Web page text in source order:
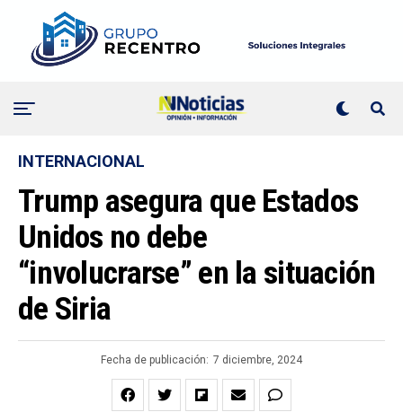
INTERNACIONAL
Trump asegura que Estados
Unidos no debe
“involucrarse” en la situación
de Siria
Fecha de publicación: 7 diciembre, 2024